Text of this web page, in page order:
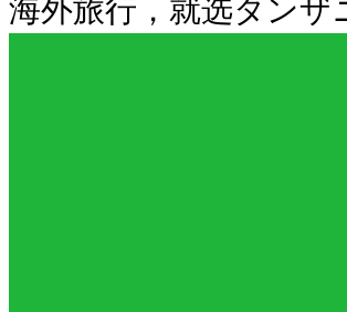
海外旅行，就选タンザ